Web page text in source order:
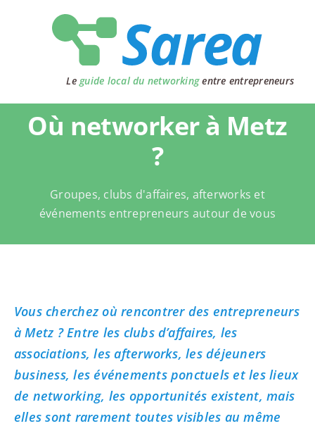
Le guide local du networkingentre entrepreneurs
Où networker à Metz
?
Groupes, clubs d'affaires, afterworks et
événements entrepreneurs autour de vous
Vous cherchez où rencontrer des entrepreneurs
à Metz ? Entre les clubs d’affaires, les
associations, les afterworks, les déjeuners
business, les événements ponctuels et les lieux
de networking, les opportunités existent, mais
elles sont rarement toutes visibles au même